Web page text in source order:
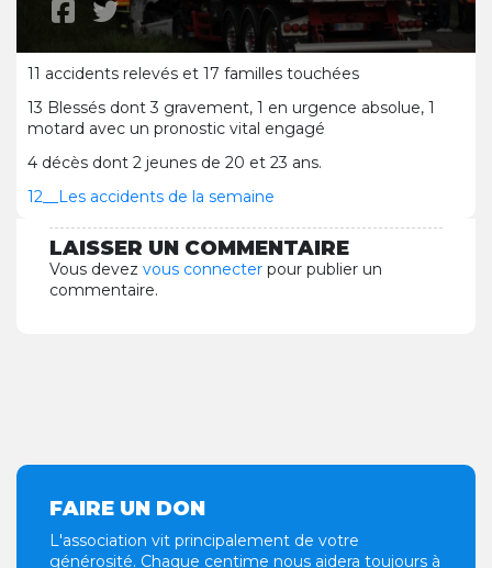
11 accidents relevés et 17 familles touchées
13 Blessés dont 3 gravement, 1 en urgence absolue, 1
motard avec un pronostic vital engagé
4 décès dont 2 jeunes de 20 et 23 ans.
12__Les accidents de la semaine
LAISSER UN COMMENTAIRE
Vous devez vous connecter pour publier un
commentaire.
FAIRE UN DON
L'association vit principalement de votre
générosité. Chaque centime nous aidera toujours à